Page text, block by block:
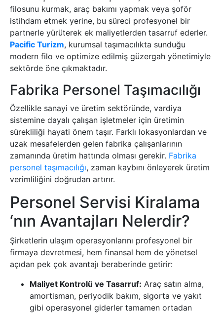
filosunu kurmak, araç bakımı yapmak veya şoför
istihdam etmek yerine, bu süreci profesyonel bir
partnerle yürüterek ek maliyetlerden tasarruf ederler.
Pacific Turizm, kurumsal taşımacılıkta sunduğu
modern filo ve optimize edilmiş güzergah yönetimiyle
sektörde öne çıkmaktadır.
Fabrika Personel Taşımacılığı
Özellikle sanayi ve üretim sektöründe, vardiya
sistemine dayalı çalışan işletmeler için üretimin
sürekliliği hayati önem taşır. Farklı lokasyonlardan ve
uzak mesafelerden gelen fabrika çalışanlarının
zamanında üretim hattında olması gerekir. Fabrika
personel taşımacılığı, zaman kaybını önleyerek üretim
verimliliğini doğrudan artırır.
Personel Servisi Kiralama
‘nın Avantajları Nelerdir?
Şirketlerin ulaşım operasyonlarını profesyonel bir
firmaya devretmesi, hem finansal hem de yönetsel
açıdan pek çok avantajı beraberinde getirir:
Maliyet Kontrolü ve Tasarruf: Araç satın alma,
amortisman, periyodik bakım, sigorta ve yakıt
gibi operasyonel giderler tamamen ortadan